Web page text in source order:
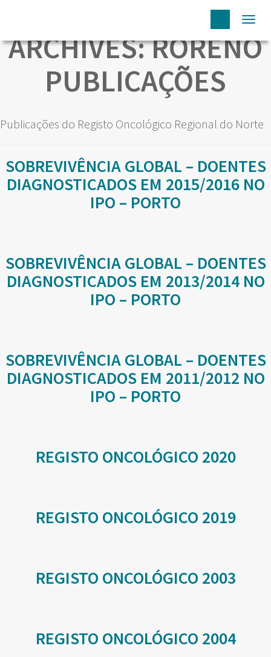
ARCHIVES:RORENO
PUBLICAÇÕES
Publicações do Registo Oncológico Regional do Norte
SOBREVIVÊNCIA GLOBAL – DOENTES
DIAGNOSTICADOS EM 2015/2016 NO
IPO – PORTO
SOBREVIVÊNCIA GLOBAL – DOENTES
DIAGNOSTICADOS EM 2013/2014 NO
IPO – PORTO
SOBREVIVÊNCIA GLOBAL – DOENTES
DIAGNOSTICADOS EM 2011/2012 NO
IPO – PORTO
REGISTO ONCOLÓGICO 2020
REGISTO ONCOLÓGICO 2019
REGISTO ONCOLÓGICO 2003
REGISTO ONCOLÓGICO 2004